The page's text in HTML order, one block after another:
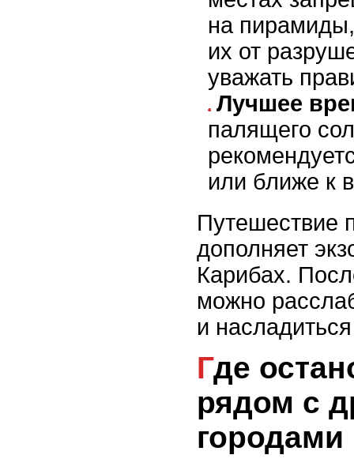
на
их от
уважать
Лучшее
палящего
или ближе к
Путешествие
дополняет
Карибах.
можно
и
Где остановиться
рядом с